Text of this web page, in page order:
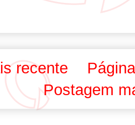
recente
Postagem